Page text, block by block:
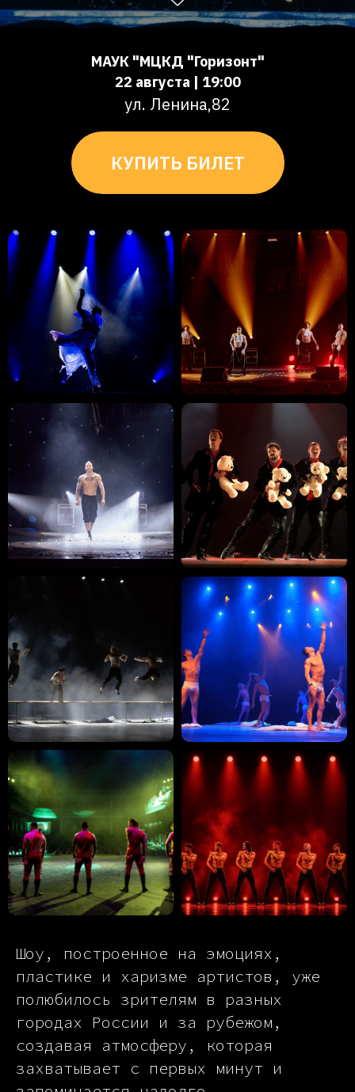
МАУК "МЦКД "Горизонт"
22 августа | 19:00
ул. Ленина,82
КУПИТЬ БИЛЕТ
Шоу, построенное на эмоциях,
пластике и харизме артистов, уже
полюбилось зрителям в разных
городах России и за рубежом,
создавая атмосферу, которая
захватывает с первых минут и